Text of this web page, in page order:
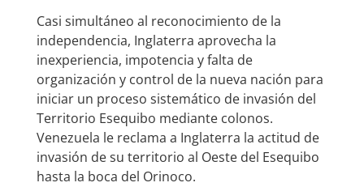
Casi simultáneo al reconocimiento de la
independencia, Inglaterra aprovecha la
inexperiencia, impotencia y falta de
organización y control de la nueva nación para
iniciar un proceso sistemático de invasión del
Territorio Esequibo mediante colonos.
Venezuela le reclama a Inglaterra la actitud de
invasión de su territorio al Oeste del Esequibo
hasta la boca del Orinoco.